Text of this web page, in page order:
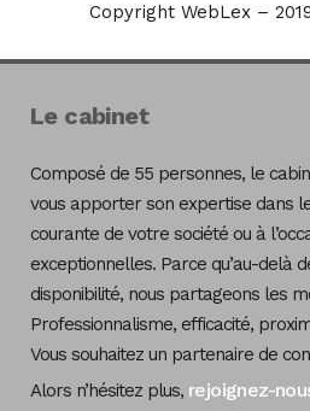
Copyright WebLex –
Le cabinet
Composé de 55 personnes, le
vous apporter son expertise dans
courante de votre société ou à
exceptionnelles. Parce qu’au-delà
disponibilité, nous partageons les
Professionnalisme, efficacité,
Vous souhaitez un partenaire de
Alors n’hésitez plus, rejoignez-